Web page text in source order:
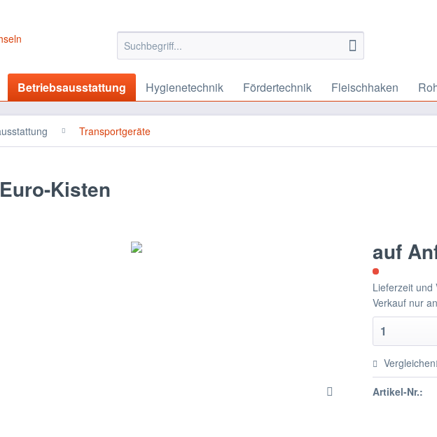
Betriebsausstattung Hygienetechnik Fördertechnik Fleischhaken
Transportgeräte
Kisten
auf
Lieferzeit und
Verkauf nur
Vergleichen
Artikel-Nr.: